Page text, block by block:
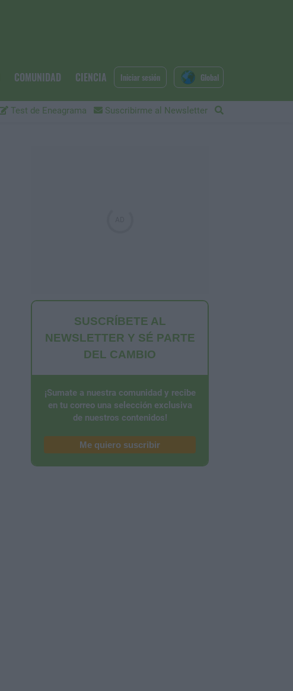
COMUNIDAD CIENCIA
Test de Eneagrama Suscribirme al Newsletter
Iniciar sesión Global
SUSCRÍBETE AL
NEWSLETTER Y SÉ PARTE
DEL CAMBIO
¡Sumate a nuestra comunidad y recibe
en tu correo una selección exclusiva
de nuestros contenidos!
Me quiero suscribir